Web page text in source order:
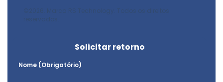
Solicitar retorno
Nome (Obrigatório)